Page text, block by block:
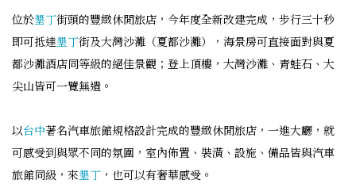
位於墾丁街頭的豐緻休閒旅店，今年度全新改建完成，步行三十秒
即可抵達墾丁街及大灣沙灘（夏都沙灘），海景房可直接面對與夏
都沙灘酒店同等級的絕佳景觀；登上頂樓，大灣沙灘、青蛙石、大
尖山皆可一覽無遺。
以台中著名汽車旅館規格設計完成的豐緻休閒旅店，一進大廳，就
可感受到與眾不同的氛圍，室內佈置、裝潢、設施、備品皆與汽車
旅館同級，來墾丁 ，也可以有奢華感受。